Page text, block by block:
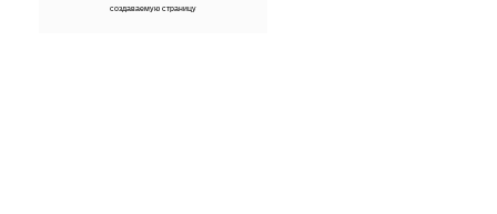
создаваемую страницу